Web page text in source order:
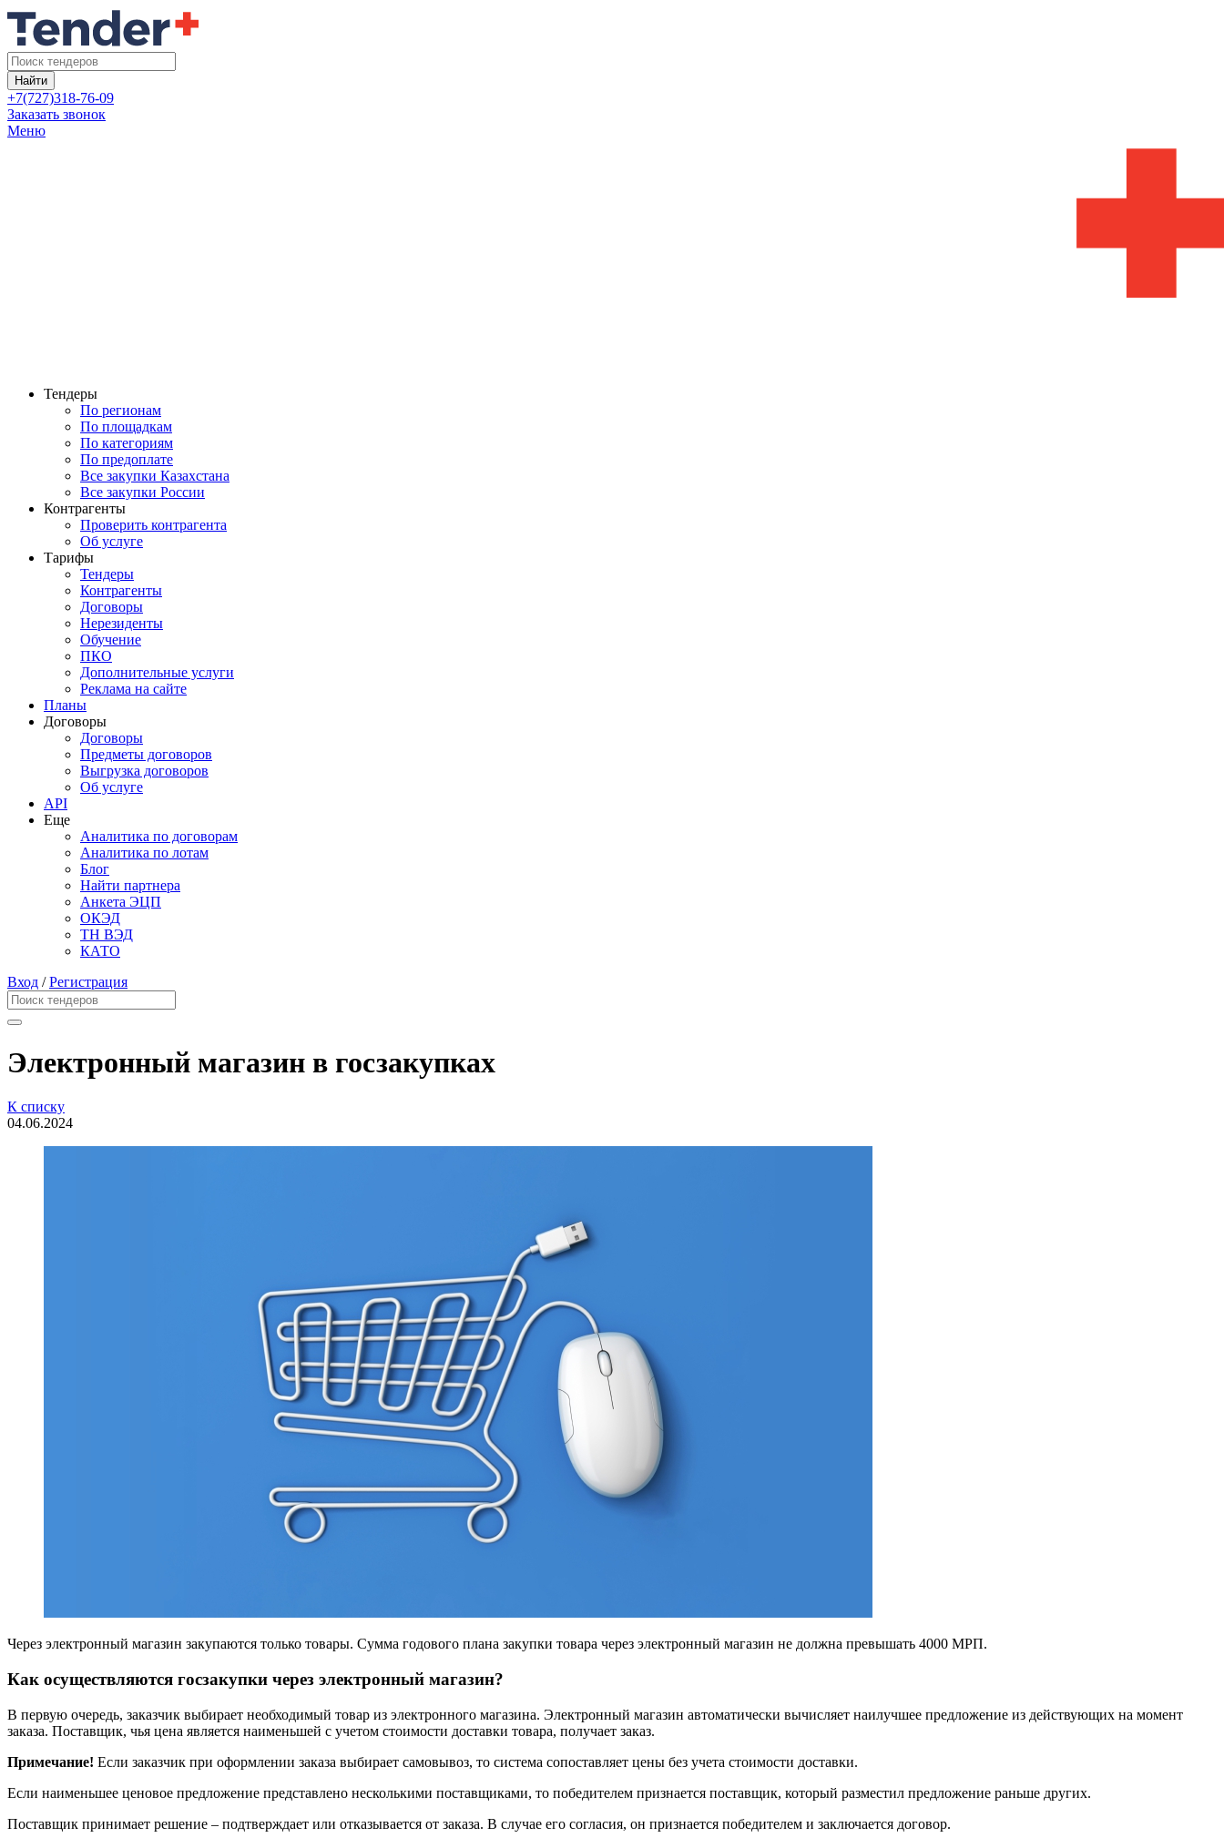
Найти
+7(727)318-76-09
Заказать звонок
Меню
Тендеры
По регионам
По площадкам
По категориям
По предоплате
Все закупки Казахстана
Все закупки России
Контрагенты
Проверить контрагента
Об услуге
Тарифы
Тендеры
Контрагенты
Договоры
Нерезиденты
Обучение
ПКО
Дополнительные услуги
Реклама на сайте
Планы
Договоры
Договоры
Предметы договоров
Выгрузка договоров
Об услуге
API
Еще
Аналитика по договорам
Аналитика по лотам
Блог
Найти партнера
Анкета ЭЦП
ОКЭД
ТН ВЭД
КАТО
Вход /Регистрация
Электронный магазин в госзакупках
К списку
04.06.2024
Через электронный магазин закупаются только товары. Сумма годового плана закупки товара через электронный магазин не должна превышать 4000 МРП.
Как осуществляются госзакупки через электронный магазин?
В первую очередь, заказчик выбирает необходимый товар из электронного магазина. Электронный магазин автоматически вычисляет наилучшее предложение из действующих на момент
заказа. Поставщик, чья цена является наименьшей с учетом стоимости доставки товара, получает заказ.
Примечание! Если заказчик при оформлении заказа выбирает самовывоз, то система сопоставляет цены без учета стоимости доставки.
Если наименьшее ценовое предложение представлено несколькими поставщиками, то победителем признается поставщик, который разместил предложение раньше других.
Поставщик принимает решение – подтверждает или отказывается от заказа. В случае его согласия, он признается победителем и заключается договор.